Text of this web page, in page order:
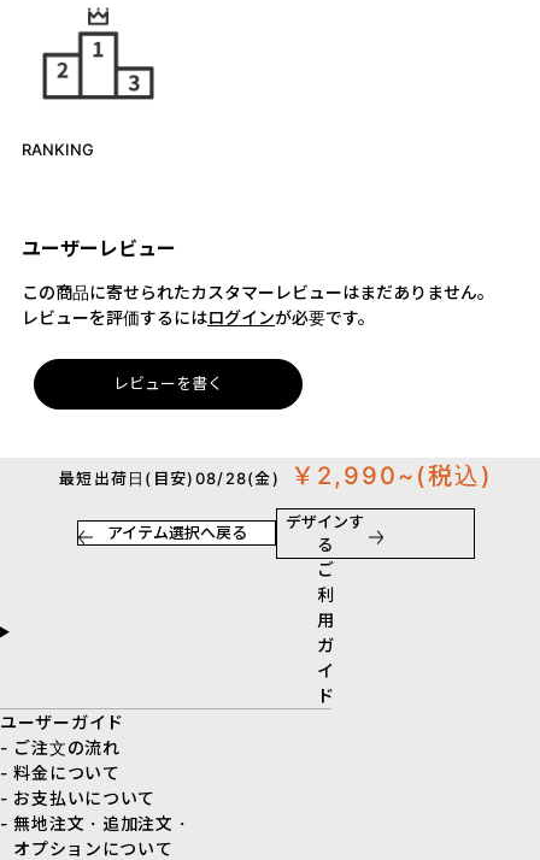
RANKING
ユーザーレビュー
この商品に寄せられたカスタマーレビューはまだありません。
レビューを評価するにはログインが必要です。
レビューを書く
最短出荷日(目安)08/28(金) ￥2,990~ (税込)
アイテム選択へ戻る
デザインす
る
ご
利
用
ガ
イ
ド
ユーザーガイド
- ご注文の流れ
- 料金について
- お支払いについて
- 無地注文・追加注文・
オプションについて